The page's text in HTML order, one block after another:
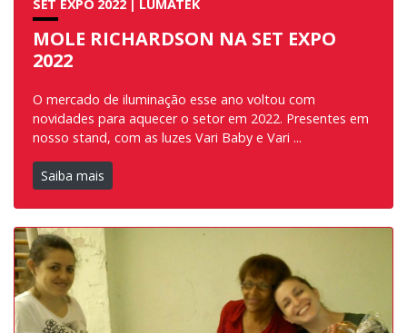
SET EXPO 2022 | LUMATEK
MOLE RICHARDSON NA SET EXPO
2022
O mercado de iluminação esse ano voltou com
novidades para aquecer o setor em 2022. Presentes em
nosso stand, com as luzes Vari Baby e Vari ...
Saiba mais